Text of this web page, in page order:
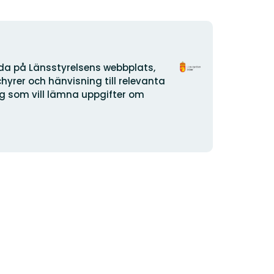
på Länsstyrelsens webbplats,
och hänvisning till relevanta
som vill lämna uppgifter om
Organisationens